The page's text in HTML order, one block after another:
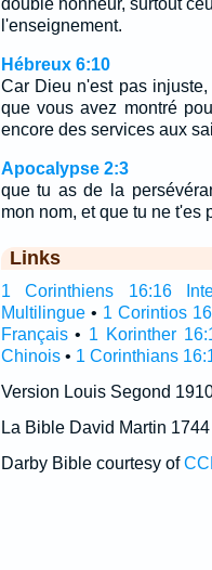
double honneur, surtout
l'enseignement.
Hébreux 6:10
Car Dieu n'est pas
que vous avez montré
encore des services aux
Apocalypse 2:3
que tu as de la
mon nom, et que tu ne t'es
Links
1 Corinthiens 16:16
Multilingue• 1 Corintios
Français• 1 Korinther
Chinois• 1 Corinthians
Version Louis Segond
La Bible David Martin 1744
Darby Bible courtesy of